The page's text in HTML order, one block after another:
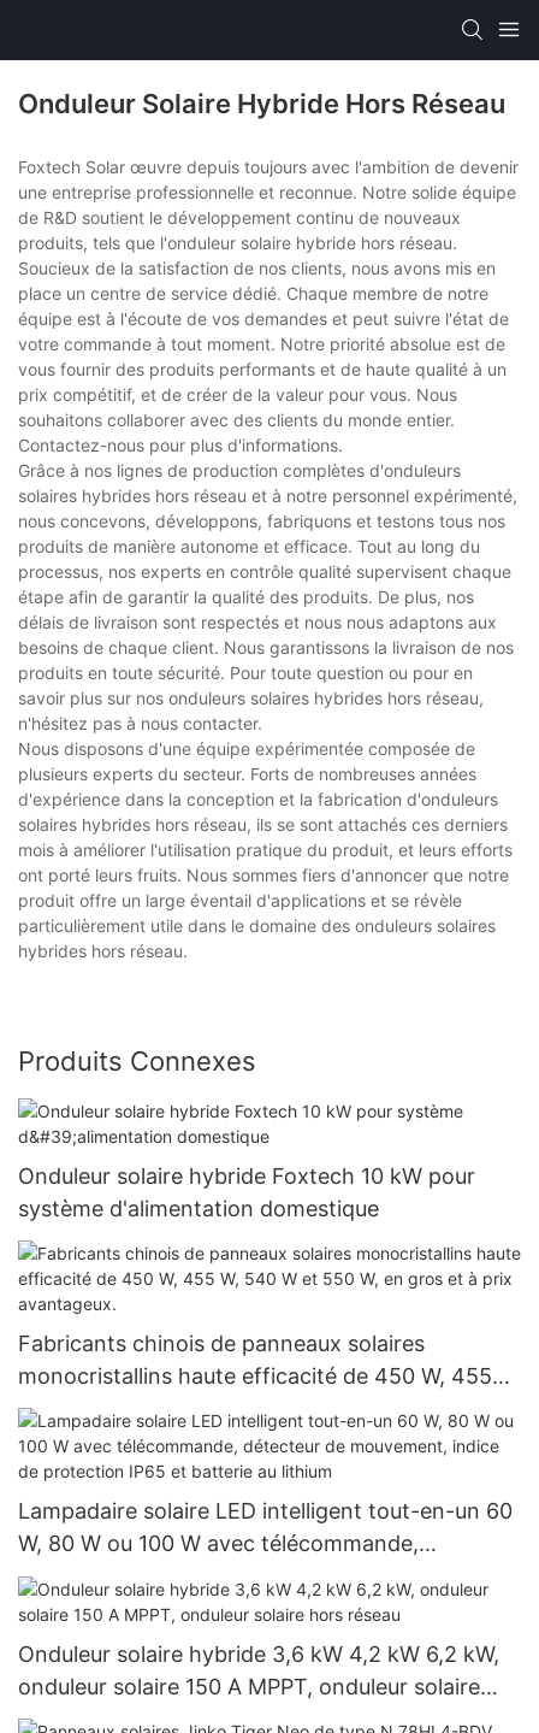
Onduleur Solaire Hybride Hors Réseau
Foxtech Solar œuvre depuis toujours avec l'ambition de devenir
une entreprise professionnelle et reconnue. Notre solide équipe
de R&D soutient le développement continu de nouveaux
produits, tels que l'onduleur solaire hybride hors réseau.
Soucieux de la satisfaction de nos clients, nous avons mis en
place un centre de service dédié. Chaque membre de notre
équipe est à l'écoute de vos demandes et peut suivre l'état de
votre commande à tout moment. Notre priorité absolue est de
vous fournir des produits performants et de haute qualité à un
prix compétitif, et de créer de la valeur pour vous. Nous
souhaitons collaborer avec des clients du monde entier.
Contactez-nous pour plus d'informations.
Grâce à nos lignes de production complètes d'onduleurs
solaires hybrides hors réseau et à notre personnel expérimenté,
nous concevons, développons, fabriquons et testons tous nos
produits de manière autonome et efficace. Tout au long du
processus, nos experts en contrôle qualité supervisent chaque
étape afin de garantir la qualité des produits. De plus, nos
délais de livraison sont respectés et nous nous adaptons aux
besoins de chaque client. Nous garantissons la livraison de nos
produits en toute sécurité. Pour toute question ou pour en
savoir plus sur nos onduleurs solaires hybrides hors réseau,
n'hésitez pas à nous contacter.
Nous disposons d'une équipe expérimentée composée de
plusieurs experts du secteur. Forts de nombreuses années
d'expérience dans la conception et la fabrication d'onduleurs
solaires hybrides hors réseau, ils se sont attachés ces derniers
mois à améliorer l'utilisation pratique du produit, et leurs efforts
ont porté leurs fruits. Nous sommes fiers d'annoncer que notre
produit offre un large éventail d'applications et se révèle
particulièrement utile dans le domaine des onduleurs solaires
hybrides hors réseau.
Produits Connexes
Onduleur solaire hybride Foxtech 10 kW pour
système d'alimentation domestique
Fabricants chinois de panneaux solaires
monocristallins haute efficacité de 450 W, 455
W, 540 W et 550 W, en gros et à prix avantageux.
Lampadaire solaire LED intelligent tout-en-un 60
W, 80 W ou 100 W avec télécommande,
détecteur de mouvement, indice de protection
IP65 et batterie au lithium
Onduleur solaire hybride 3,6 kW 4,2 kW 6,2 kW,
onduleur solaire 150 A MPPT, onduleur solaire
hors réseau